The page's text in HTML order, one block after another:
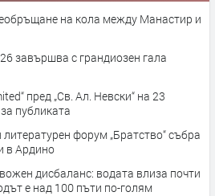
на кола между Манастир и
завършва с грандиозен гала
пред „Св. Ал. Невски“ на 23
публиката
форум „Братство“ събра
в Ардино
дисбаланс: водата влиза почти
е над 100 пъти по-голям